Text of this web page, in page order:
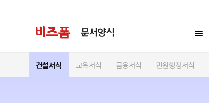
문서양식
건설서식 교육서식 금융서식 민원행정서식